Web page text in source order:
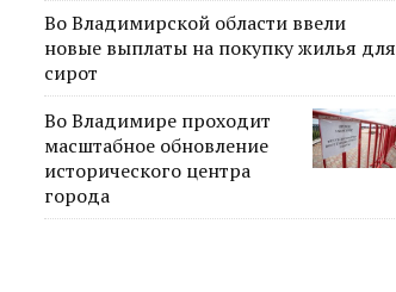
Во Владимирской области ввели
новые выплаты на покупку жилья для
сирот
Во Владимире проходит
масштабное обновление
исторического центра
города